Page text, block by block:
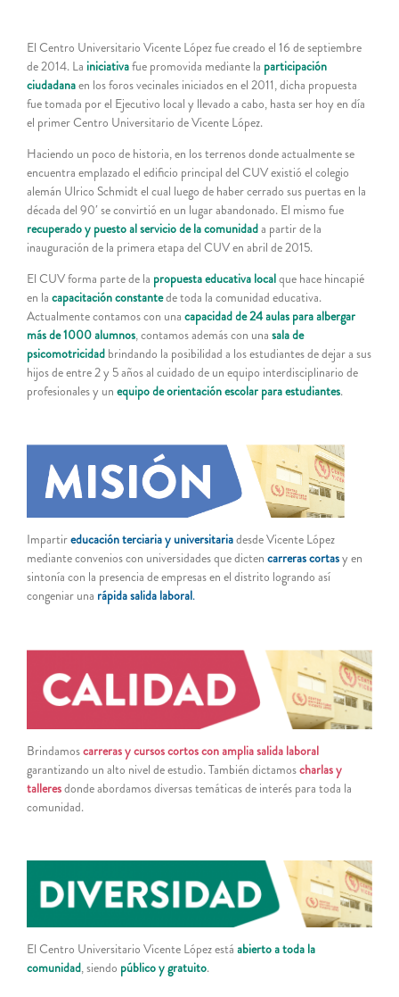
El Centro Universitario Vicente López fue creado el 16 de septiembre
de 2014. La iniciativafue promovida mediante la participación
ciudadanaen los foros vecinales iniciados en el 2011, dicha propuesta
fue tomada por el Ejecutivo local y llevado a cabo, hasta ser hoy en día
el primer Centro Universitario de Vicente López.
Haciendo un poco de historia, en los terrenos donde actualmente se
encuentra emplazado el edificio principal del CUV existió el colegio
alemán Ulrico Schmidt el cual luego de haber cerrado sus puertas en la
década del 90′ se convirtió en un lugar abandonado. El mismo fue
recuperado y puesto al servicio de la comunidada partir de la
inauguración de la primera etapa del CUV en abril de 2015.
El CUV forma parte de la propuesta educativa localque hace hincapié
en la capacitación constantede toda la comunidad educativa.
Actualmente contamos con una capacidad de 24 aulas para albergar
más de 1000 alumnos, contamos además con una sala de
psicomotricidad brindando la posibilidad a los estudiantes de dejar a sus
hijos de entre 2 y 5 años al cuidado de un equipo interdisciplinario de
profesionales y un equipo de orientación escolar para estudiantes.
Impartireducación terciaria y universitariadesde Vicente López
mediante convenios con universidades que dicten carreras cortasy en
sintonía con la presencia de empresas en el distrito logrando así
congeniar una rápida salida laboral.
Brindamoscarreras y cursos cortos con amplia salida laboral
garantizando un alto nivel de estudio. También dictamoscharlas y
talleresdonde abordamos diversas temáticas de interés para toda la
comunidad.
El Centro Universitario Vicente López está abierto a toda la
comunidad, siendo público y gratuito.